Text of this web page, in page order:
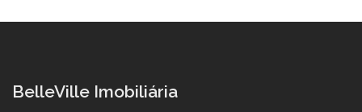
BelleVille Imobiliária